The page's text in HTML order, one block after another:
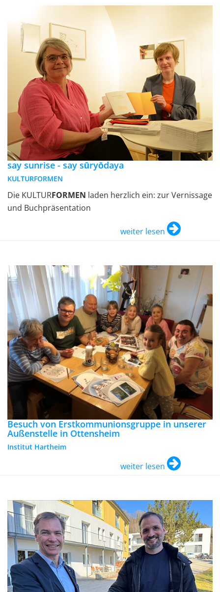
say sunrise - say sūryōdaya
KULTURFORMEN
Die KULTURFORMEN laden herzlich ein: zur Vernissage
und Buchpräsentation
weiter lesen
Besuch von Erstkommunionsgruppe in unserer
Außenstelle in Ottensheim
Institut Hartheim
weiter lesen